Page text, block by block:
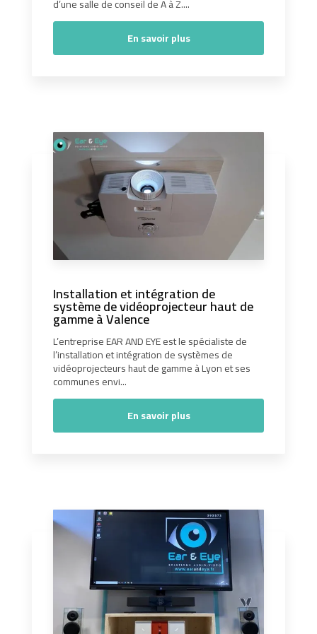
d’une salle de conseil de A à Z....
En savoir plus
Installation et intégration de
système de vidéoprojecteur haut de
gamme à Valence
L’entreprise EAR AND EYE est le spécialiste de
l’installation et intégration de systèmes de
vidéoprojecteurs haut de gamme à Lyon et ses
communes envi...
En savoir plus